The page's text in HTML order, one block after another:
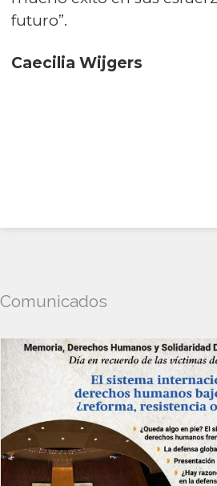
futuro”.
Caecilia Wijgers
Comunicados